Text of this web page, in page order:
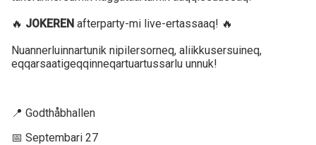
🔥 JOKEREN afterparty-mi live-ertassaaq! 🔥
Nuannerluinnartunik nipilersorneq, aliikkusersuineq,
eqqarsaatigeqqinneqartuartussarlu unnuk!
📍 Godthåbhallen
📅 Septembari 27